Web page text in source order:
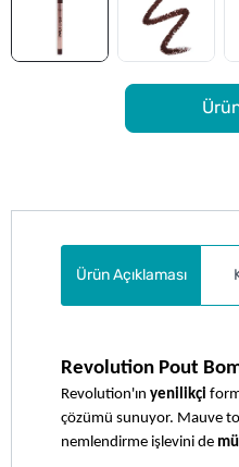
Ürün Açıklaması
Revolution Pout
Revolution'ın yenilikçi
çözümü sunuyor. Mauve
nemlendirme işlevini de